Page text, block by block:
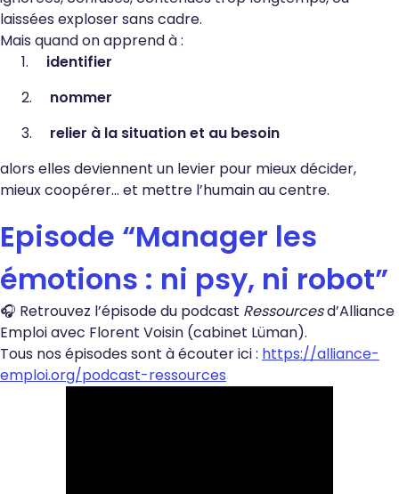
laissées exploser sans cadre.
Mais quand on apprend à :
identifier
nommer
relier à la situation et au besoin
alors elles deviennent un levier pour mieux décider,
mieux coopérer… et mettre l’humain au centre.
Episode “Manager les
émotions : ni psy, ni robot”
🎧 Retrouvez l’épisode du podcast Ressourcesd’Alliance
Emploi avec Florent Voisin (cabinet Lüman).
Tous nos épisodes sont à écouter ici : https://alliance-
emploi.org/podcast-ressources